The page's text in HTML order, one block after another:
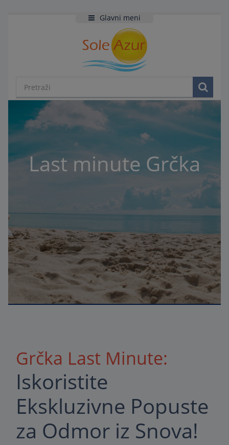
Glavni meni
Last minute Grčka
Grčka Last Minute:
Iskoristite
Ekskluzivne Popuste
za Odmor iz Snova!